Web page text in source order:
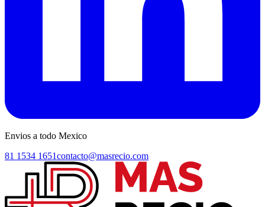
Envios a todo Mexico
81 1534 1651contacto@masrecio.com